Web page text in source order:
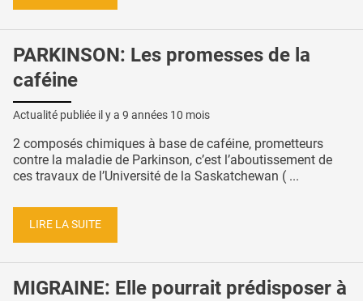
PARKINSON: Les promesses de la
caféine
Actualité publiée il y a 9 années 10 mois
2 composés chimiques à base de caféine, prometteurs
contre la maladie de Parkinson, c’est l’aboutissement de
ces travaux de l’Université de la Saskatchewan ( ...
LIRE LA SUITE
MIGRAINE: Elle pourrait prédisposer à